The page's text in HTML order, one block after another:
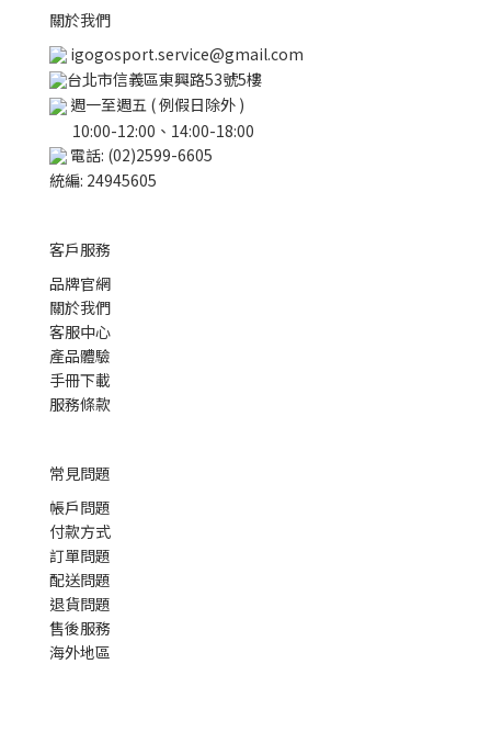
關於我們
igogosport.service@gmail.com
台北市信義區東興路53號5樓
週一至週五 ( 例假日除外 )
10:00-12:00、14:00-18:00
電話: (02)2599-6605
統編: 24945605
客戶服務
品牌官網
關於我們
客服中心
產品體驗
手冊下載
服務條款
常見問題
帳戶問題
付款方式
訂單問題
配送問題
退貨問題
售後服務
海外地區